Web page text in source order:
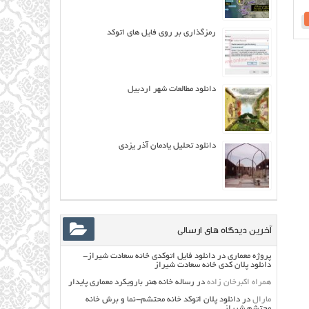
رمزگذاری بر روی فایل های اتوکد
دانلود مطالعات شهر اردبیل
دانلود تحلیل یادمان آذر یزدی
آخرین دیدگاه های ارسالی
پروژه معماری دردانلود فایل اتوکدی خانه سعادت شیراز-
دانلود پلان کدی خانه سعادت شیراز
همراه اکبرخان زاده در رساله خانه هنر بارویکرد معماری پایدار
مارال دردانلود پلان اتوکد خانه محتشم-نما و برش خانه